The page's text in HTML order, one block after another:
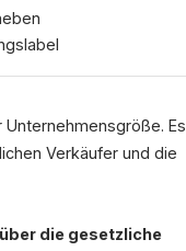
Es
Verkäufer und die
die gesetzliche